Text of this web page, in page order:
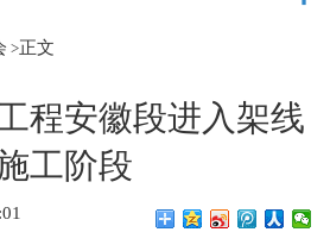
>正文
程安徽段进入架线
工阶段